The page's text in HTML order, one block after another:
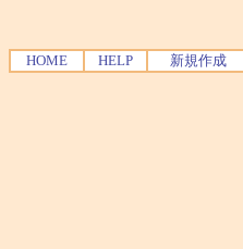
HOME HELP 新規作成